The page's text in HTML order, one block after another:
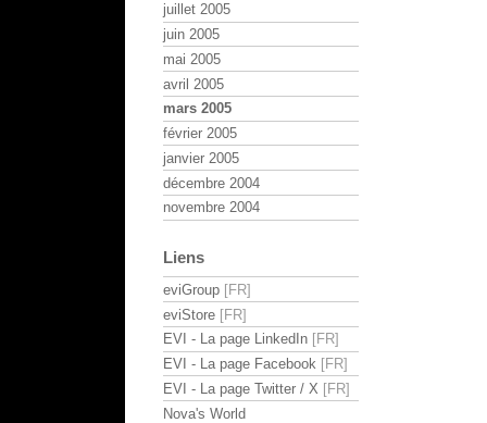
juillet 2005
juin 2005
mai 2005
avril 2005
mars 2005
février 2005
janvier 2005
décembre 2004
novembre 2004
Liens
eviGroup
eviStore
EVI - La page LinkedIn
EVI - La page Facebook
EVI - La page Twitter / X
Nova's World